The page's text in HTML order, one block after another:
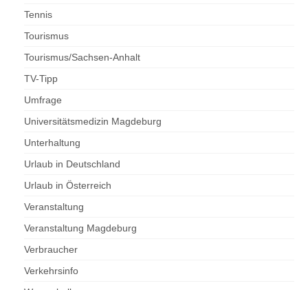
Tennis
Tourismus
Tourismus/Sachsen-Anhalt
TV-Tipp
Umfrage
Universitätsmedizin Magdeburg
Unterhaltung
Urlaub in Deutschland
Urlaub in Österreich
Veranstaltung
Veranstaltung Magdeburg
Verbraucher
Verkehrsinfo